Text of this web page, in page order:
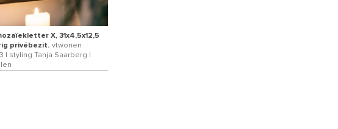
X, 31x4,5x12,5
privébezit. vtwonen
| styling Tanja Saarberg |